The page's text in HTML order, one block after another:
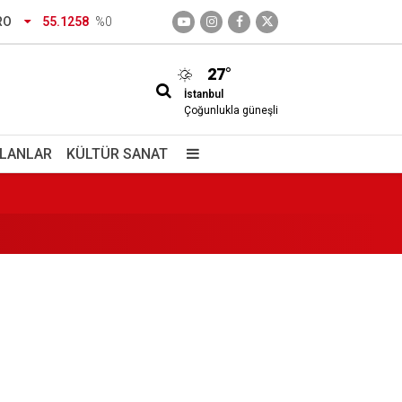
55.1258 %0
27°
İstanbul
Çoğunlukla güneşli
KÜLTÜR SANAT
kırmızı çizgimizdir